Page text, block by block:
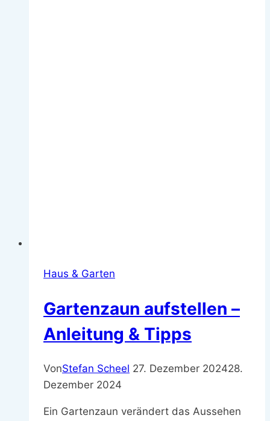
Haus & Garten
Gartenzaun aufstellen –
Anleitung & Tipps
VonStefan Scheel 27. Dezember 202428.
Dezember 2024
Ein Gartenzaun verändert das Aussehen